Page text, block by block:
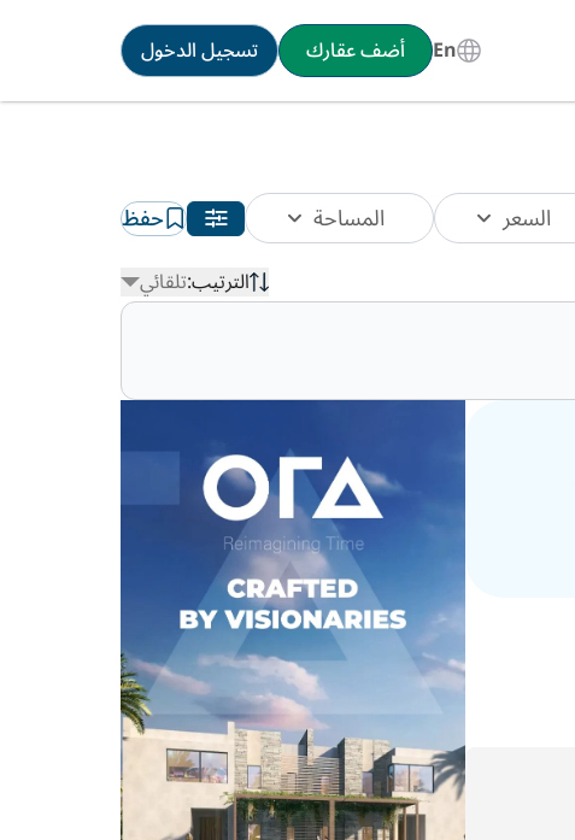
En أضف عقارك تسجيل الدخول
السعر المساحة حفظ
الترتيب:تلقائي